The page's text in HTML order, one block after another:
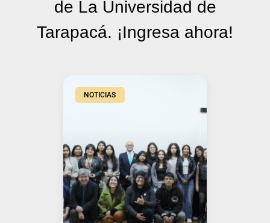
de La Universidad de
Tarapacá. ¡Ingresa ahora!
NOTICIAS